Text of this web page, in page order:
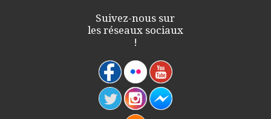
Suivez-nous sur
les réseaux sociaux
!